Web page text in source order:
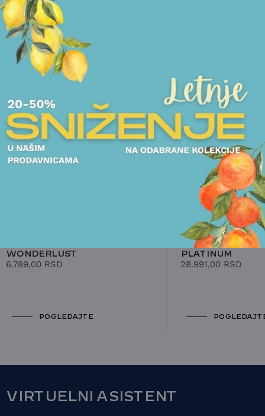
POGLEDAJTE I DRUGE PROIZVODE OVOG BRENDA
WONDERLUST
6.789,00 RSD
POGLEDAJTE
OVALI
OVAL
PLATINUM
28.991,00 RSD
VIRTUELNI ASISTENT